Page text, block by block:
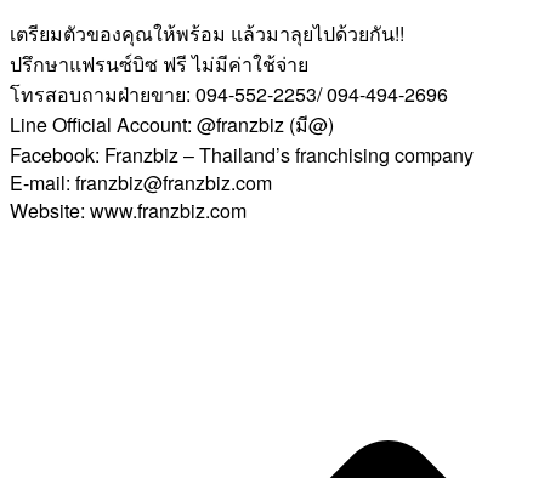
เตรียมตัวของคุณให้พร้อม แล้วมาลุยไปด้วยกัน!!
ปรึกษาแฟรนซ์บิซ ฟรี ไม่มีค่าใช้จ่าย
โทรสอบถามฝ่ายขาย: 094-552-2253/ 094-494-2696
Line Official Account: @franzbiz (มี@)
Facebook: Franzbiz – Thailand’s franchising company
E-mail: franzbiz@franzbiz.com
Website: www.franzbiz.com